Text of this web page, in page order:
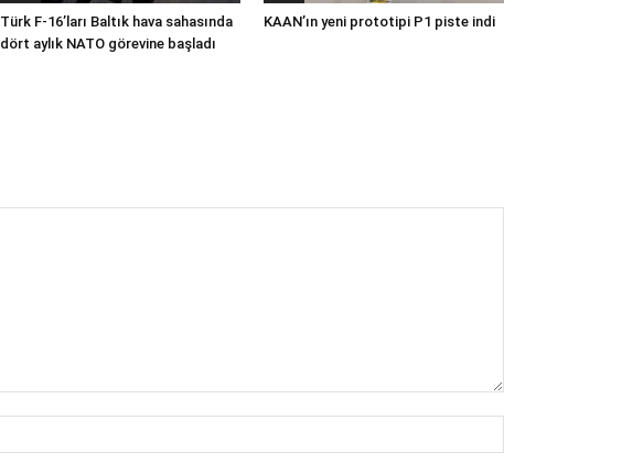
Türk F-16’ları Baltık hava sahasında
dört aylık NATO görevine başladı
KAAN’ın yeni prototipi P1 piste indi